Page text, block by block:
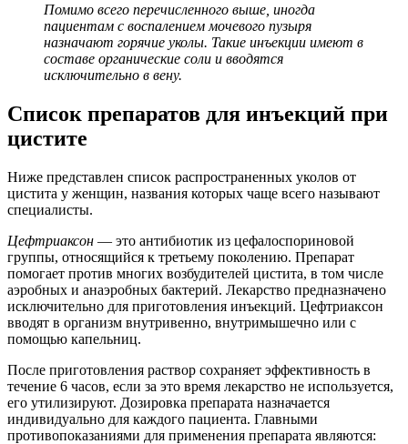
Помимо всего перечисленного выше, иногда
пациентам с воспалением мочевого пузыря
назначают горячие уколы. Такие инъекции имеют в
составе органические соли и вводятся
исключительно в вену.
Список препаратов для инъекций при
цистите
Ниже представлен список распространенных уколов от
цистита у женщин, названия которых чаще всего называют
специалисты.
Цефтриаксон — это антибиотик из цефалоспориновой
группы, относящийся к третьему поколению. Препарат
помогает против многих возбудителей цистита, в том числе
аэробных и анаэробных бактерий. Лекарство предназначено
исключительно для приготовления инъекций. Цефтриаксон
вводят в организм внутривенно, внутримышечно или с
помощью капельниц.
После приготовления раствор сохраняет эффективность в
течение 6 часов, если за это время лекарство не используется,
его утилизируют. Дозировка препарата назначается
индивидуально для каждого пациента. Главными
противопоказаниями для применения препарата являются: